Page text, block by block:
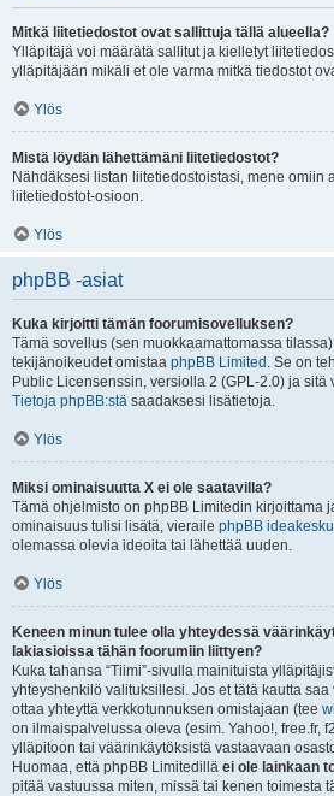
Mitkä liitetiedostot ovat sallittuja tällä alueella?
Ylläpitäjä voi määrätä sallitut ja kielletyt
ylläpitäjään mikäli et ole varma mitkä tiedostot
Ylös
Mistä löydän lähettämäni liitetiedostot?
Nähdäksesi listan liitetiedostoistasi, mene omiin
liitetiedostot-osioon.
Ylös
phpBB -asiat
Kuka kirjoitti tämän foorumisovelluksen?
Tämä sovellus (sen muokkaamattomassa
tekijänoikeudet omistaa phpBB Limited . Se on
Public Licensenssin, versiolla 2 (GPL-2.0) ja
Tietoja phpBB:stä saadaksesi lisätietoja.
Ylös
Miksi ominaisuutta X ei ole saatavilla?
Tämä ohjelmisto on phpBB Limitedin kirjoittama
ominaisuus tulisi lisätä, vieraile phpBB
olemassa olevia ideoita tai lähettää uuden.
Ylös
Keneen minun tulee olla yhteydessä
lakiasioissa tähän foorumiin liittyen?
Kuka tahansa “Tiimi”-sivulla mainituista
yhteyshenkilö valituksillesi. Jos et tätä kautta
ottaa yhteyttä verkkotunnuksen omistajaan (tee
on ilmaispalvelussa oleva (esim. Yahoo!, free.fr,
ylläpitoon tai väärinkäytöksistä vastaavaan
Huomaa, että phpBB Limitedillä ei ole lainkaan
pitää vastuussa miten, missä tai kenen toimesta